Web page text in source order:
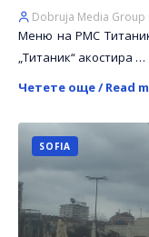
Dobruja Media Group
Меню на РМС Титаник
„Титаник“ акостира …
Четете още / Read
SOFIA